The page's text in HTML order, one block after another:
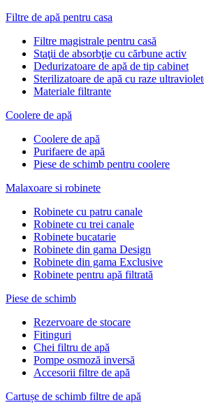
Filtre de apă pentru casa
Filtre magistrale pentru casă
Staţii de absorbţie cu cărbune activ
Dedurizatoare de apă de tip cabinet
Sterilizatoare de apă cu raze
Materiale filtrante
Coolere de apă
Сoolere de apă
Purifaere de apă
Piese de schimb pentru coolere
Malaxoare si robinete
Robinete cu patru canale
Robinete cu trei canale
Robinete bucatarie
Robinete din gama Design
Robinete din gama Exclusive
Robinete pentru apă filtrată
Piese de schimb
Rezervoare de stocare
Fitinguri
Chei filtru de apă
Pompe osmoză inversă
Accesorii filtre de apă
Cartușe de schimb filtre de apă